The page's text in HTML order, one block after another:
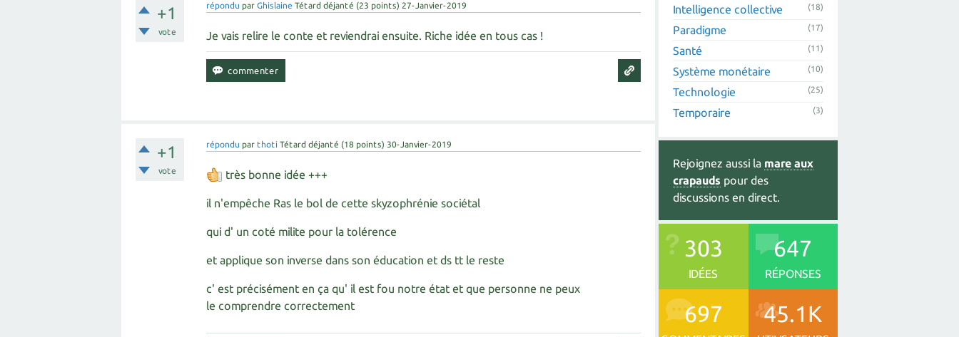
+1
vote
répondu parGhislaine Tétard déjanté (23 points) 27-Janvier-2019
Je vais relire le conte et reviendrai ensuite. Riche idée en tous cas !
+1
vote
répondu parthoti Tétard déjanté (18 points) 30-Janvier-2019
très bonne idée +++
il n'empêche Ras le bol de cette skyzophrénie sociétal
qui d' un coté milite pour la tolérence
et applique son inverse dans son éducation et ds tt le reste
c' est précisément en ça qu' il est fou notre état et que personne ne peux
le comprendre correctement
Intelligence collective (18)
Paradigme (17)
Santé (11)
Système monétaire (10)
Technologie (25)
Temporaire (3)
Rejoignez aussi la mare aux
crapauds pour des
discussions en direct.
303
IDÉES
647
RÉPONSES
697 45.1K